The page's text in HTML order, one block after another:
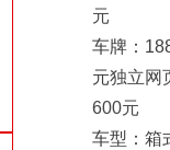
元
车牌：
元独立网
600元
车型：箱